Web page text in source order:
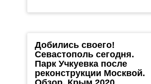
Добились своего!
Севастополь сегодня.
Парк Учкуевка после
реконструкции Москвой.